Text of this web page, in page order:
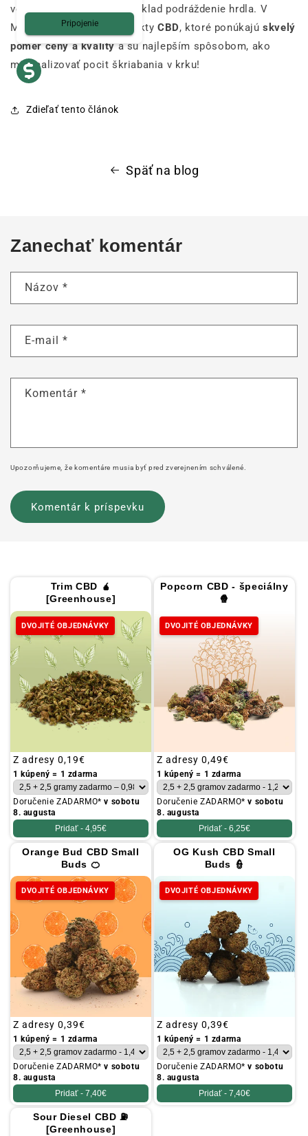
vedľajšie účinky, ako napríklad podráždenie hrdla. V
Mama Kana nájdete produktyCBD, ktoré ponúkajúskvelý
pomer ceny a kvalitya sú najlepším spôsobom, ako
minimalizovať pocit škriabania v krku!
Zdieľať tento článok
Späť na blog
Zanechať komentár
Názov *
E-mail *
Komentár *
Upozorňujeme, že komentáre musia byť pred zverejnením schválené.
Trim CBD 🧉
[Greenhouse]
DVOJITÉ OBJEDNÁVKY
Obvyklá
cena
Z adresy 0,19€
1 kúpený = 1 zdarma
Doručenie ZADARMO*v sobotu
8. augusta
Pridať - 4,95€
Popcorn CBD - špeciálny
🍿
DVOJITÉ OBJEDNÁVKY
Obvyklá
cena
Z adresy 0,49€
1 kúpený = 1 zdarma
Doručenie ZADARMO*v sobotu
8. augusta
Pridať - 6,25€
Orange Bud CBD Small
Buds 🍊
DVOJITÉ OBJEDNÁVKY
Obvyklá
cena
Z adresy 0,39€
1 kúpený = 1 zdarma
Doručenie ZADARMO*v sobotu
8. augusta
Pridať - 7,40€
OG Kush CBD Small
Buds 👮
DVOJITÉ OBJEDNÁVKY
Obvyklá
cena
Z adresy 0,39€
1 kúpený = 1 zdarma
Doručenie ZADARMO*v sobotu
8. augusta
Pridať - 7,40€
Sour Diesel CBD ⛽
[Greenhouse]
Pripojenie